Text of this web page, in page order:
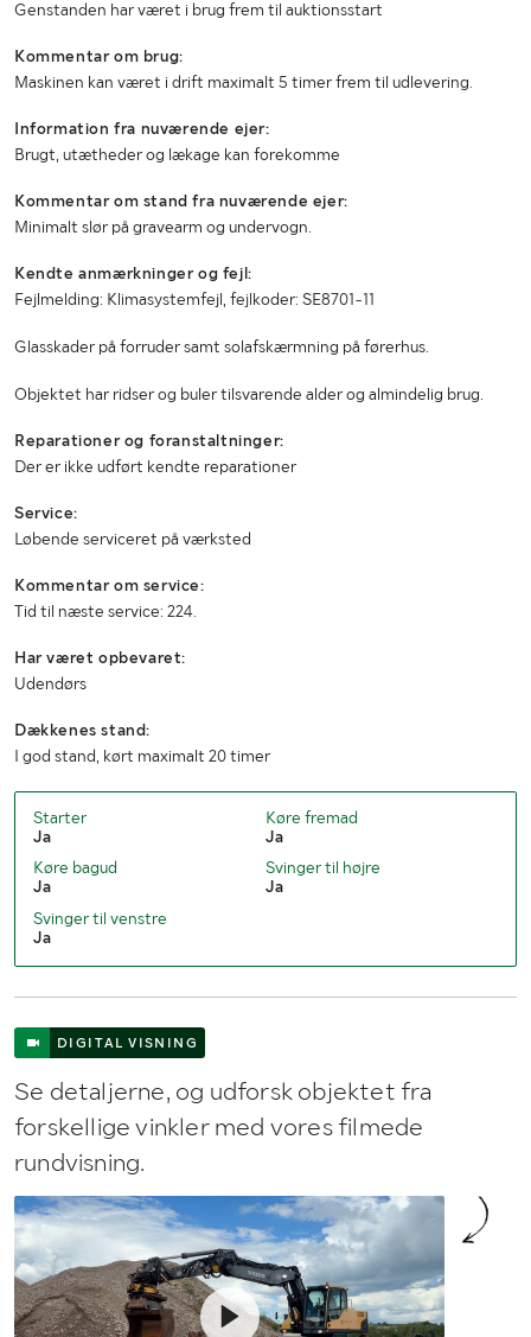
Genstanden har været i brug frem til auktionsstart
Kommentar om brug:
Maskinen kan været i drift maximalt 5 timer frem til udlevering.
Information fra nuværende ejer:
Brugt, utætheder og lækage kan forekomme
Kommentar om stand fra nuværende ejer:
Minimalt slør på gravearm og undervogn.
Kendte anmærkninger og fejl:
Fejlmelding: Klimasystemfejl, fejlkoder: SE8701-11
Glasskader på forruder samt solafskærmning på førerhus.
Objektet har ridser og buler tilsvarende alder og almindelig brug.
Reparationer og foranstaltninger:
Der er ikke udført kendte reparationer
Service:
Løbende serviceret på værksted
Kommentar om service:
Tid til næste service: 224.
Har været opbevaret:
Udendørs
Dækkenes stand:
I god stand, kørt maximalt 20 timer
Starter
Ja
Køre fremad
Ja
Køre bagud
Ja
Svinger til højre
Ja
Svinger til venstre
Ja
DIGITAL VISNING
Se detaljerne, og udforsk objektet fra
forskellige vinkler med vores filmede
rundvisning.